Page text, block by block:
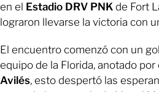
en el Estadio DRV PNK de Fort
lograron llevarse la victoria con
El encuentro comenzó con un
equipo de la Florida, anotado
Avilés, esto despertó las